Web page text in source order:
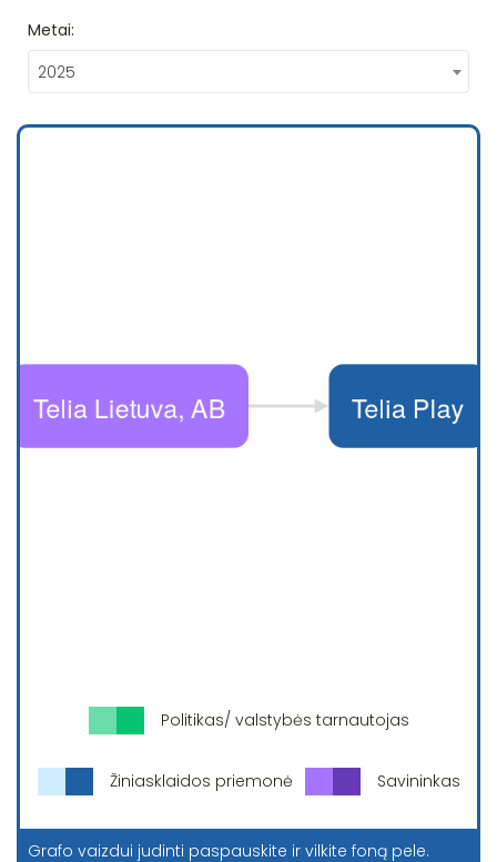
Metai:
2025
Politikas/ valstybės tarnautojas
Žiniasklaidos priemonė Savininkas
Grafo vaizdui judinti paspauskite ir vilkite foną pele.